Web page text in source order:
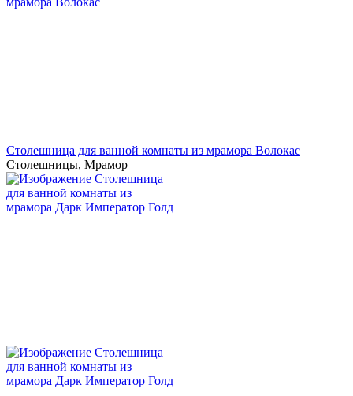
Столешница для ванной комнаты из мрамора Волокас
Столешницы, Мрамор